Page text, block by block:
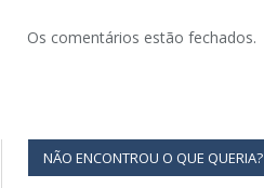
Os comentários estão fechados.
NÃO ENCONTROU O QUE QUERIA?